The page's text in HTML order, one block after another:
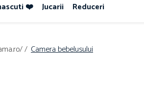
❤️
Jucarii Reduceri
/ Camera bebelusului